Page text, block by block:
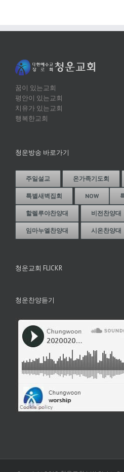
꿈이 있는교회
평안이 있는교회
치유가 있는교회
행복한교회
청운방송 바로가기
주일설교 온가족기도회
특별새벽집회 NOW
할렐루야찬양대 비전찬양대
임마누엘찬양대 시온찬양대
청운교회 FLICKR
청운찬양듣기